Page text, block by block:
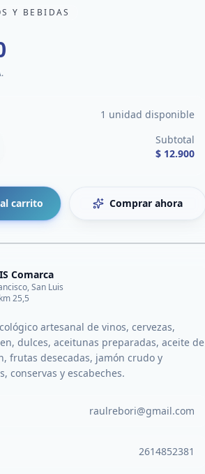
Y BEBIDAS
1 unidad disponible
Subtotal
$ 12.900
carrito Comprar ahora
Comarca
San Luis
25,5
artesanal de vinos, cervezas,
dulces, aceitunas preparadas, aceite de
frutas desecadas, jamón crudo y
conservas y escabeches.
raulrebori@gmail.com
2614852381